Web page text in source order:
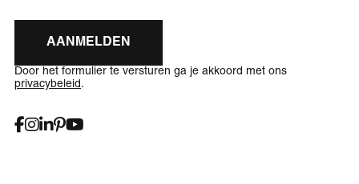
AANMELDEN
Door het formulier te versturen ga je akkoord met ons
privacybeleid .